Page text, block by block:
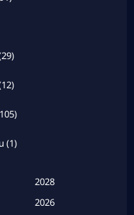
(1)
2028
2026